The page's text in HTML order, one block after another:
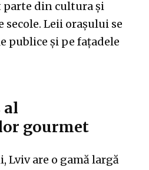
parte din cultura și
Leii orașului se
publice și pe fațadele
al
gourmet
Lviv are o gamă largă